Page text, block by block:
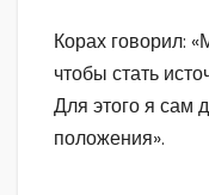
Корах говорил:
чтобы стать
Для этого я сам
положения».